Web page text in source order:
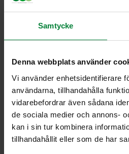
Samtycke
Denna webbplats använder
Vi använder enhetsidentifierare
användarna, tillhandahålla
vidarebefordrar även sådana
de sociala medier och annons-
kan i sin tur kombinera
tillhandahållit eller som de har